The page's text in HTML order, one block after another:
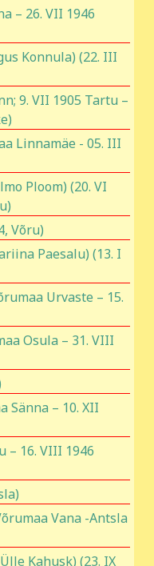
– 26. VII 1946
Konnula) (22. III
9. VII 1905 Tartu –
Linnamäe - 05. III
Ploom) (20. VI
Võru)
Paesalu) (13. I
Urvaste – 15.
Osula – 31. VIII
Sänna – 10. XII
– 16. VIII 1946
Vana -Antsla
Kahusk) (23. IX